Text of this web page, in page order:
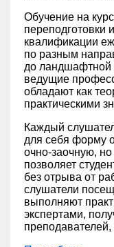
Обучение на
переподготовки
квалификации
по разным
до ландшафтной
ведущие
обладают как
практическими
Каждый
для себя форму
очно-заочную,
позволяет
без отрыва от
слушатели
выполняют
экспертами,